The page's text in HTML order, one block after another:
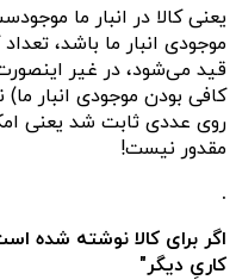
یعنی کالا در انبار ما
موجودی انبار ما باشد،
قید می‌شود، در غیر
کافی بودن موجودی انبار
روی عددی ثابت شد یعنی
مقدور نیست!
.
کاریِ دیگر"